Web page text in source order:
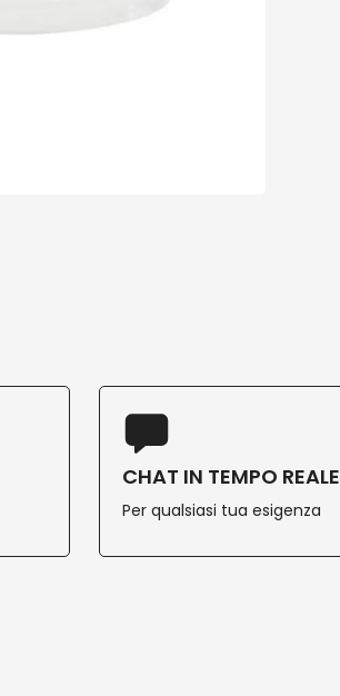
CHAT IN TEMPO REALE
Per qualsiasi tua esigenza